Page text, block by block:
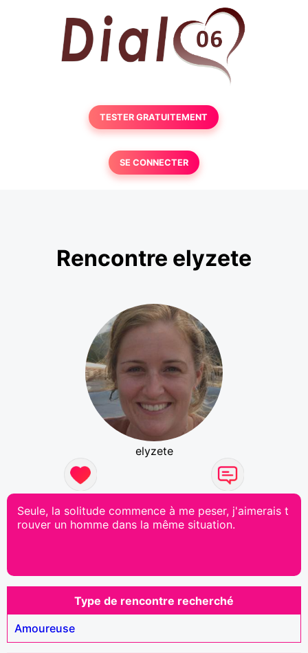
TESTER GRATUITEMENT
SE CONNECTER
Rencontre elyzete
elyzete
Seule, la solitude commence à me peser, j'aimerais t
rouver un homme dans la même situation.
Type de rencontre recherché
Amoureuse